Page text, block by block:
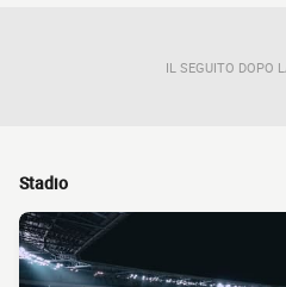
IL SEGUITO DOPO
Stadio